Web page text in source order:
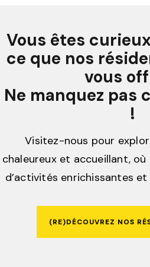
Vous êtes
ce que nos
vous
Ne manquez pas
!
Visitez-nous pour
chaleureux et accueillant,
d’activités enrichissantes
(RE)DÉCOUVREZ NOS